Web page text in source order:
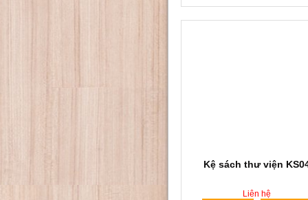
Kệ sách thư viện
Liên hệ